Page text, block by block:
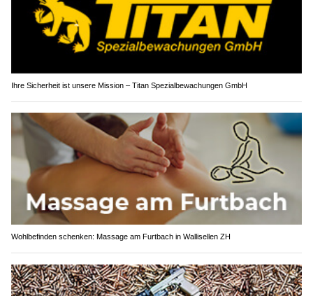
Ihre Sicherheit ist unsere Mission – Titan Spezialbewachungen GmbH
Wohlbefinden schenken: Massage am Furtbach in Wallisellen ZH